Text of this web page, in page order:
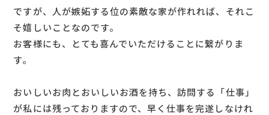
ですが、人が嫉妬する位の素敵な家が作れれば、それこ
そ嬉しいことなのです。
お客様にも、とても喜んでいただけることに繋がりま
す。
おいしいお肉とおいしいお酒を持ち、訪問する「仕事」
が私には残っておりますので、早く仕事を完遂しなけれ